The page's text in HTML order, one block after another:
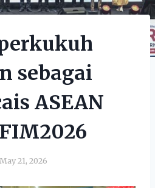
sebagai
ASEAN
May 21, 2026